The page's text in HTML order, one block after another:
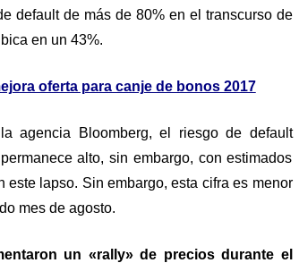
default de más de 80% en el transcurso de
en un 43%.
oferta para canje de bonos 2017
agencia Bloomberg, el riesgo de default
alto, sin embargo, con estimados
este lapso. Sin embargo, esta cifra es menor
mes de agosto.
un «rally» de precios durante el